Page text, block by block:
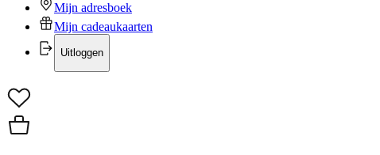
Mijn adresboek
Mijn cadeaukaarten
Uitloggen